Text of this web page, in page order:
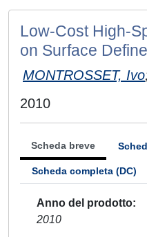
Low-Cost High-
on Surface
MONTROSSET, Ivo
2010
Scheda breve
Scheda completa (DC)
Anno del prodotto
2010